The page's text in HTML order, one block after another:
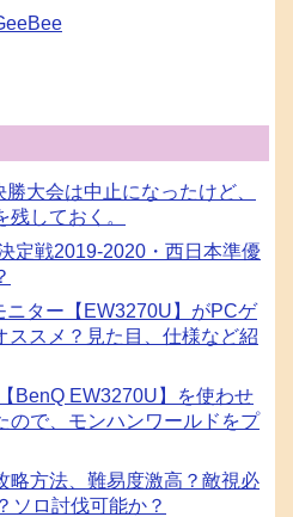
大会は中止になったけど、
しておく。
定戦2019-2020・西日本準優
ニター【EW3270U】がPCゲ
ススメ？見た目、仕様など紹
BenQ EW3270U】を使わせ
ので、モンハンワールドをプ
略方法、難易度激高？敵視必
ソロ討伐可能か？